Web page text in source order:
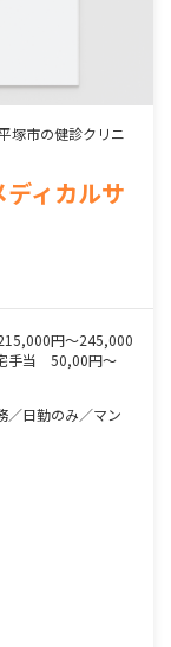
塚市の健診クリニ
ィカルサ
円～245,000
手当 50,00円～
／日勤のみ／マン